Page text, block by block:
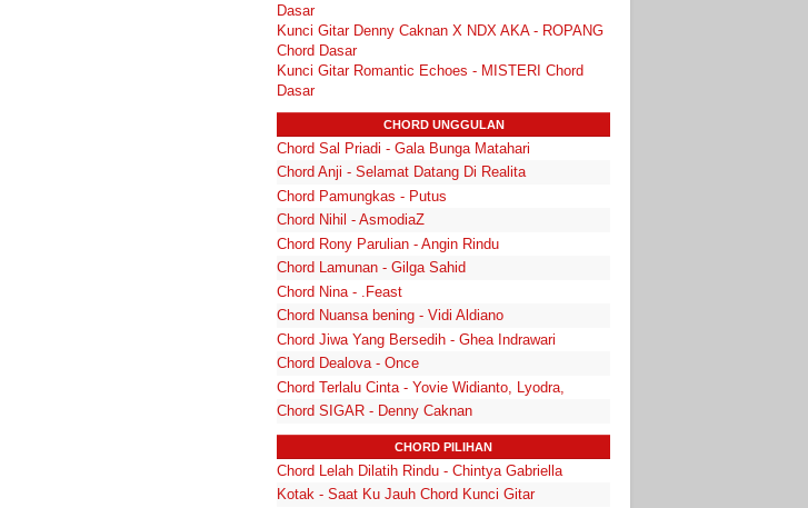
Dasar
Kunci Gitar Denny Caknan X NDX AKA - ROPANG
Chord Dasar
Kunci Gitar Romantic Echoes - MISTERI Chord
Dasar
CHORD UNGGULAN
Chord Sal Priadi - Gala Bunga Matahari
Chord Anji - Selamat Datang Di Realita
Chord Pamungkas - Putus
Chord Nihil - AsmodiaZ
Chord Rony Parulian - Angin Rindu
Chord Lamunan - Gilga Sahid
Chord Nina - .Feast
Chord Nuansa bening - Vidi Aldiano
Chord Jiwa Yang Bersedih - Ghea Indrawari
Chord Dealova - Once
Chord Terlalu Cinta - Yovie Widianto, Lyodra,
Chord SIGAR - Denny Caknan
CHORD PILIHAN
Chord Lelah Dilatih Rindu - Chintya Gabriella
Kotak - Saat Ku Jauh Chord Kunci Gitar